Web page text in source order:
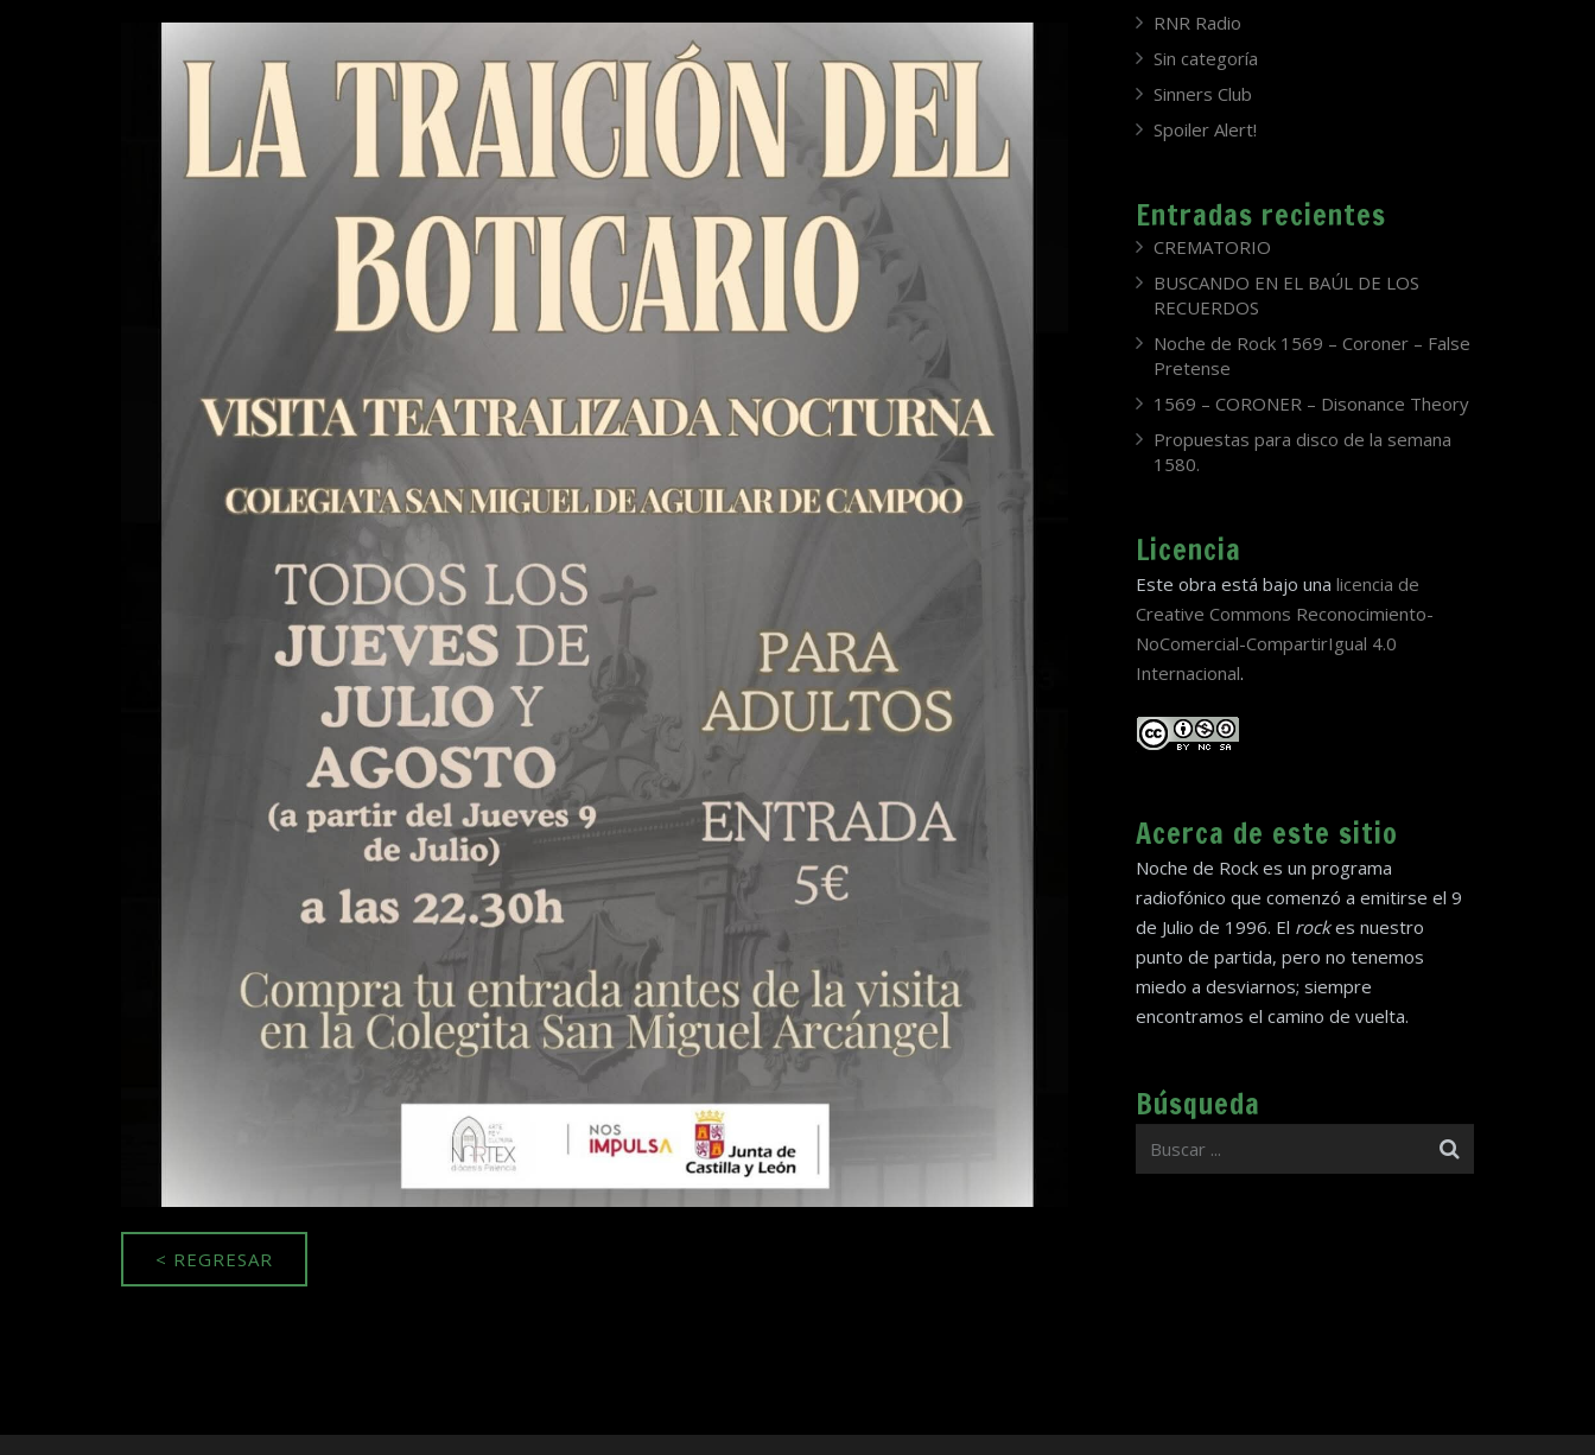
< REGRESAR
RNR Radio
Sin categoría
Sinners Club
Spoiler Alert!
Entradas recientes
CREMATORIO
BUSCANDO EN EL BAÚL DE LOS
RECUERDOS
Noche de Rock 1569 – Coroner – False
Pretense
1569 – CORONER – Disonance Theory
Propuestas para disco de la semana
1580.
Licencia
Este obra está bajo una licencia de
Creative Commons Reconocimiento-
NoComercial-CompartirIgual 4.0
Internacional.
Acerca de este sitio
Noche de Rock es un programa
radiofónico que comenzó a emitirse el 9
de Julio de 1996. El rockes nuestro
punto de partida, pero no tenemos
miedo a desviarnos; siempre
encontramos el camino de vuelta.
Búsqueda